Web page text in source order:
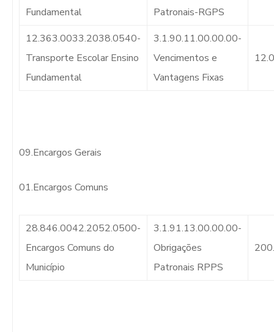
Fundamental
Patronais-RGPS
12.363.0033.2038.0540-
Transporte Escolar Ensino
Fundamental
3.1.90.11.00.00.00-
Vencimentos e
Vantagens Fixas
09.Encargos Gerais
01.Encargos Comuns
28.846.0042.2052.0500-
Encargos Comuns do
Município
3.1.91.13.00.00.00-
Obrigações
Patronais RPPS